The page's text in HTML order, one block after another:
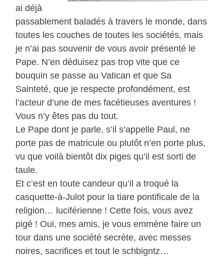
ai déjà
passablement baladés à travers le monde, dans
toutes les couches de toutes les sociétés, mais
je n’ai pas souvenir de vous avoir présenté le
Pape. N’en déduisez pas trop vite que ce
bouquin se passe au Vatican et que Sa
Sainteté, que je respecte profondément, est
l’acteur d’une de mes facétieuses aventures !
Vous n’y êtes pas du tout.
Le Pape dont je parle, s’il s’appelle Paul, ne
porte pas de matricule ou plutôt n’en porte plus,
vu que voilà bientôt dix piges qu’il est sorti de
taule.
Et c’est en toute candeur qu’il a troqué la
casquette-à-Julot pour la tiare pontificale de la
religion… luciférienne ! Cette fois, vous avez
pigé ! Oui, mes amis, je vous emmène faire un
tour dans une société secrète, avec messes
noires, sacrifices et tout le schbigntz…